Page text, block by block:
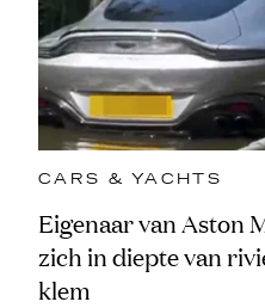
CARS & YACHTS
Eigenaar van Aston
zich in diepte van
klem